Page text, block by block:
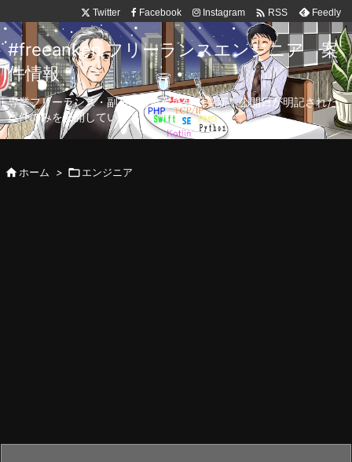
Twitter Facebook Instagram  RSS Feedly
#freeanken フリーランスエンジニア 案
件情報
専業フリーランス・副業向け案件を毎日更新！公開日が明記された
案件のみを公開しています。
ホーム > エンジニア